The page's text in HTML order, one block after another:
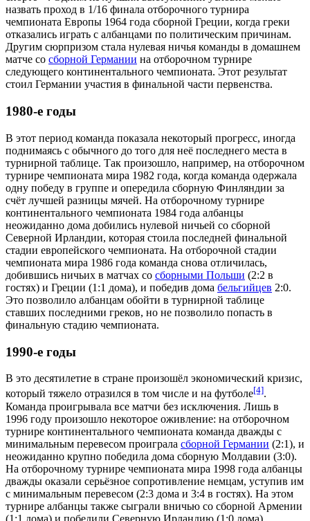
назвать проход в 1/16 финала отборочного турнира
чемпионата Европы 1964 года сборной Греции, когда греки
отказались играть с албанцами по политическим причинам.
Другим сюрпризом стала нулевая ничья команды в домашнем
матче со сборной Германии на отборочном турнире
следующего континентального чемпионата. Этот результат
стоил Германии участия в финальной части первенства.
1980-е годы
В этот период команда показала некоторый прогресс, иногда
поднимаясь с обычного до того для неё последнего места в
турнирной таблице. Так произошло, например, на отборочном
турнире чемпионата мира 1982 года, когда команда одержала
одну победу в группе и опередила сборную Финляндии за
счёт лучшей разницы мячей. На отборочному турнире
континентального чемпионата 1984 года албанцы
неожиданно дома добились нулевой ничьей со сборной
Северной Ирландии, которая стоила последней финальной
стадии европейского чемпионата. На отборочной стадии
чемпионата мира 1986 года команда снова отличилась,
добившись ничьих в матчах со сборными Польши (2:2 в
гостях) и Греции (1:1 дома), и победив дома бельгийцев 2:0.
Это позволило албанцам обойти в турнирной таблице
ставших последними греков, но не позволило попасть в
финальную стадию чемпионата.
1990-е годы
В это десятилетие в стране произошёл экономический кризис,
который тяжело отразился в том числе и на футболе[4].
Команда проигрывала все матчи без исключения. Лишь в
1996 году произошло некоторое оживление: на отборочном
турнире континентального чемпионата команда дважды с
минимальным перевесом проиграла сборной Германии (2:1), и
неожиданно крупно победила дома сборную Молдавии (3:0).
На отборочному турнире чемпионата мира 1998 года албанцы
дважды оказали серьёзное сопротивление немцам, уступив им
с минимальным перевесом (2:3 дома и 3:4 в гостях). На этом
турнире албанцы также сыграли вничью со сборной Армении
(1:1 дома) и победили Северную Ирландию (1:0 дома).